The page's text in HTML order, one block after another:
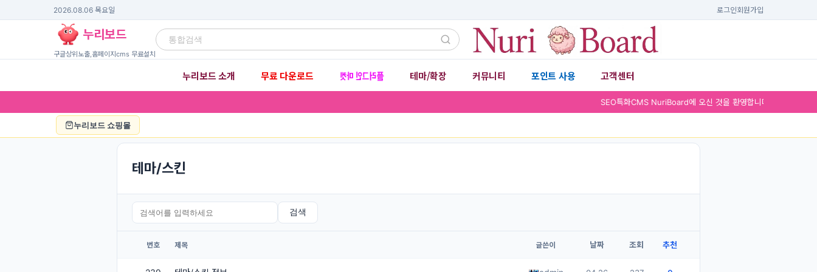
2026.08.06 목요일 로그인회원가입
누리보드
구글상위노출,홈페이지cms 무료설치
누리보드 소개 무료 다운로드 플러그인 마켓 테마/확장 커뮤니티 포인트 사용 고객센터
SEO특화CMS NuriBoard에 오신
누리보드 쇼핑몰
테마/스킨
검색
번호 제목 글쓴이 날짜 조회 추천